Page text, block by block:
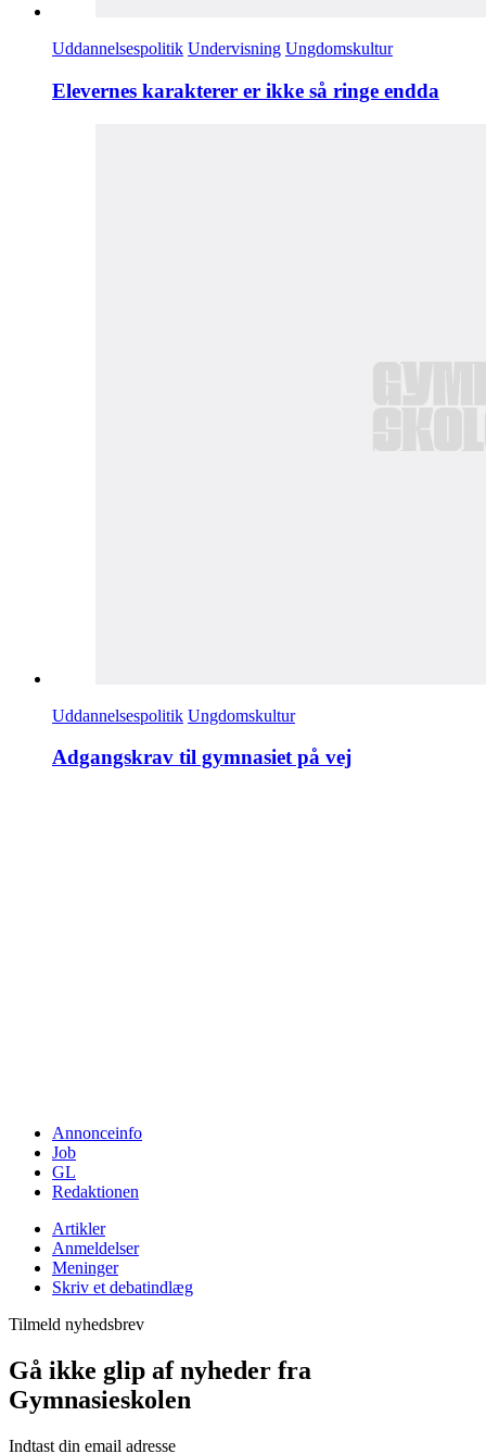
Uddannelsespolitik Undervisning Ungdomskultur
Elevernes karakterer er ikke så ringe endda
Uddannelsespolitik Ungdomskultur
Adgangskrav til gymnasiet på vej
Annonceinfo
Job
GL
Redaktionen
Artikler
Anmeldelser
Meninger
Skriv et debatindlæg
Tilmeld nyhedsbrev
Gå ikke glip af nyheder fra
Gymnasieskolen
Indtast din email adresse